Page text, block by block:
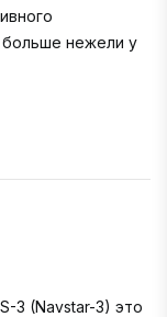
больше нежели у
3 (Navstar-3) это